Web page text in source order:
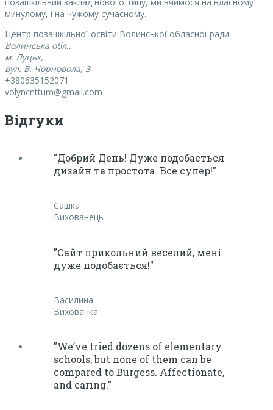
минулому, і на чужому сучасному.
Центр позашкільної освіти Волинської обласної ради
Волинська обл.,
м. Луцьк,
вул. В. Чорновола, 3
+380635152071
volyncnttum@gmail.com
Відгуки
"Добрий День! Дуже подобається
дизайн та простота. Все супер!"
Сашка
Вихованець
"Сайт прикольний веселий, мені
дуже подобається!"
Василина
Вихованка
"We’ve tried dozens of elementary
schools, but none of them can be
compared to Burgess. Affectionate,
and caring."